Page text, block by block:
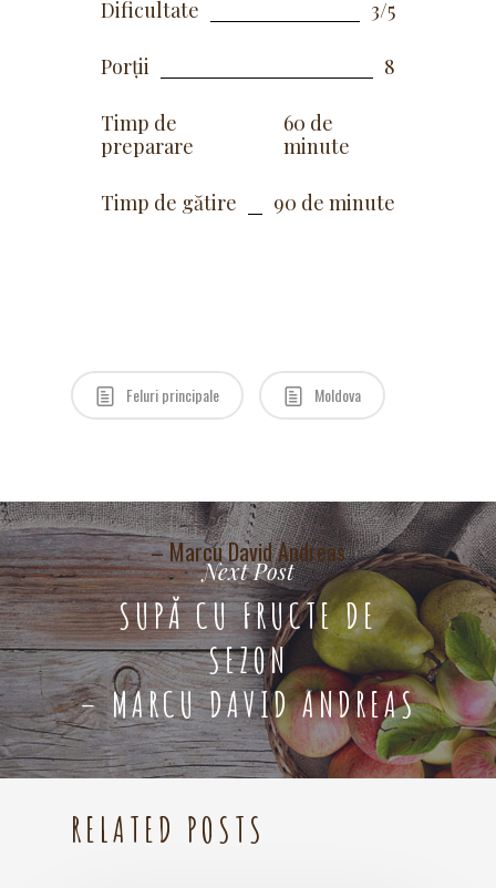
Dificultate 3/5
Porții 8
Timp de
preparare
60 de
minute
Timp de gătire 90 de minute
Feluri principale Moldova
Next Post
SUPĂ CU FRUCTE DE
SEZON
– MARCU DAVID ANDREAS
– Marcu David Andreas
RELATED POSTS